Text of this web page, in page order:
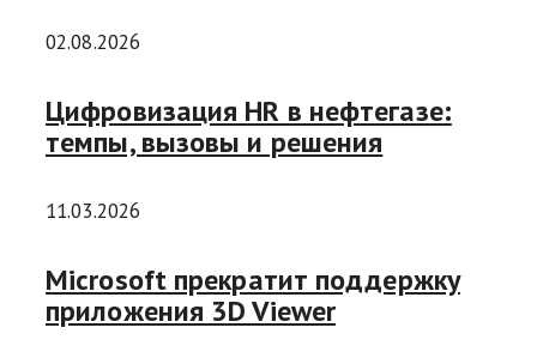
02.08.2026
Цифровизация HR в нефтегазе:
темпы, вызовы и решения
11.03.2026
Microsoft прекратит поддержку
приложения 3D Viewer